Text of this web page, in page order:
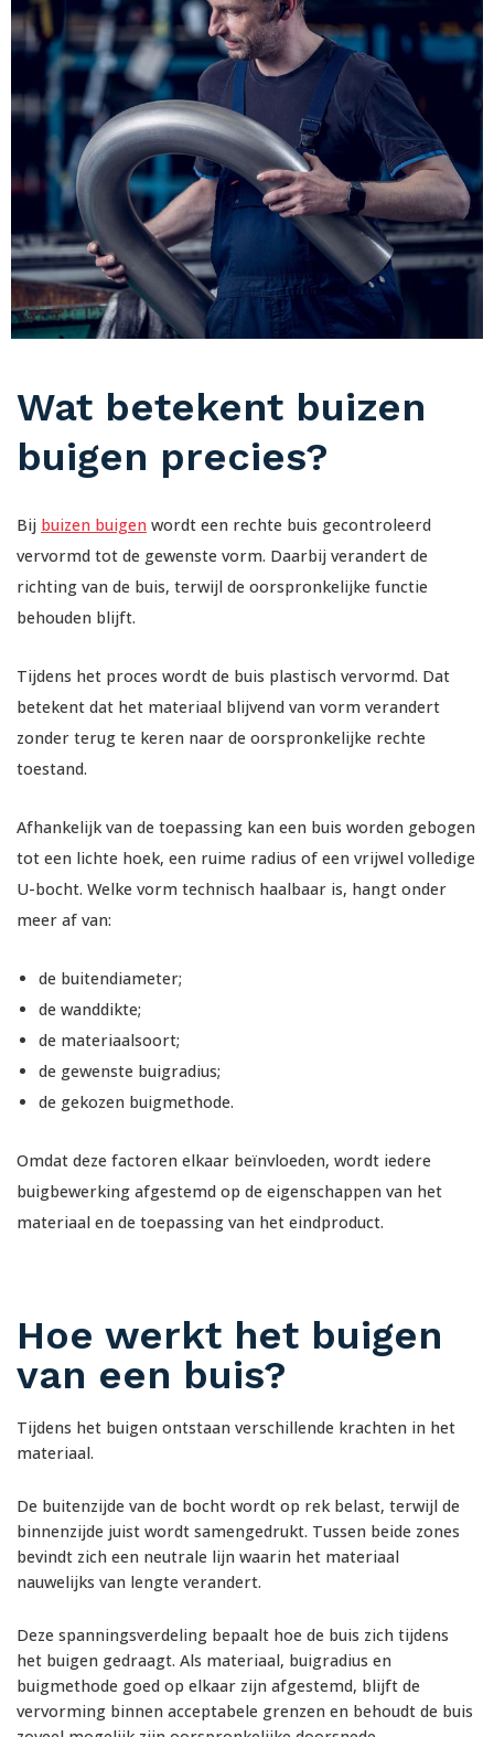
Wat betekent buizen
buigen precies?
Bij buizen buigen wordt een rechte buis gecontroleerd
vervormd tot de gewenste vorm. Daarbij verandert de
richting van de buis, terwijl de oorspronkelijke functie
behouden blijft.
Tijdens het proces wordt de buis plastisch vervormd. Dat
betekent dat het materiaal blijvend van vorm verandert
zonder terug te keren naar de oorspronkelijke rechte
toestand.
Afhankelijk van de toepassing kan een buis worden gebogen
tot een lichte hoek, een ruime radius of een vrijwel volledige
U-bocht. Welke vorm technisch haalbaar is, hangt onder
meer af van:
de buitendiameter;
de wanddikte;
de materiaalsoort;
de gewenste buigradius;
de gekozen buigmethode.
Omdat deze factoren elkaar beïnvloeden, wordt iedere
buigbewerking afgestemd op de eigenschappen van het
materiaal en de toepassing van het eindproduct.
Hoe werkt het buigen
van een buis?
Tijdens het buigen ontstaan verschillende krachten in het
materiaal.
De buitenzijde van de bocht wordt op rek belast, terwijl de
binnenzijde juist wordt samengedrukt. Tussen beide zones
bevindt zich een neutrale lijn waarin het materiaal
nauwelijks van lengte verandert.
Deze spanningsverdeling bepaalt hoe de buis zich tijdens
het buigen gedraagt. Als materiaal, buigradius en
buigmethode goed op elkaar zijn afgestemd, blijft de
vervorming binnen acceptabele grenzen en behoudt de buis